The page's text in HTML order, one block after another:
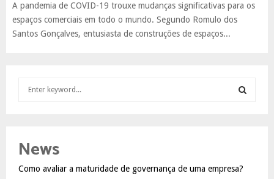
A pandemia de COVID-19 trouxe mudanças significativas para os
espaços comerciais em todo o mundo. Segundo Romulo dos
Santos Gonçalves, entusiasta de construções de espaços...
h
o
News
Como avaliar a maturidade de governança de uma empresa?